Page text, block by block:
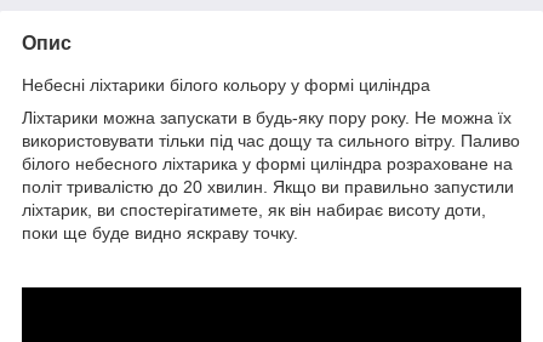
Опис
Небесні ліхтарики білого кольору у формі циліндра
Ліхтарики можна запускати в будь-яку пору року. Не можна їх
використовувати тільки під час дощу та сильного вітру. Паливо
білого небесного ліхтарика у формі циліндра розраховане на
політ тривалістю до 20 хвилин. Якщо ви правильно запустили
ліхтарик, ви спостерігатимете, як він набирає висоту доти,
поки ще буде видно яскраву точку.